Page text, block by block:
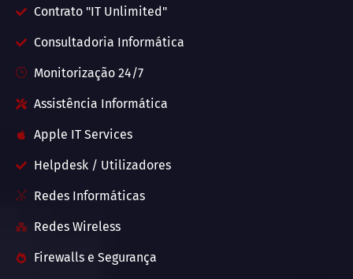
Contrato "IT Unlimited"
Consultadoria Informática
Monitorização 24/7
Assistência Informática
Apple IT Services
Helpdesk / Utilizadores
Redes Informáticas
Redes Wireless
Firewalls e Segurança